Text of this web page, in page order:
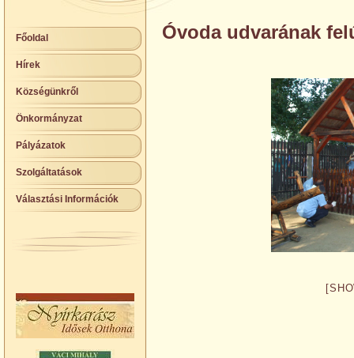
Főoldal
Hírek
Községünkről
Önkormányzat
Pályázatok
Szolgáltatások
Választási Információk
Óvoda udvarának